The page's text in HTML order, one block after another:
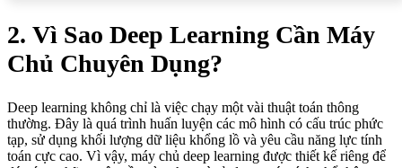
2. Vì Sao Deep Learning Cần Máy
Chủ Chuyên Dụng?
Deep learning không chỉ là việc chạy một vài thuật toán thông
thường. Đây là quá trình huấn luyện các mô hình có cấu trúc phức
tạp, sử dụng khối lượng dữ liệu khổng lồ và yêu cầu năng lực tính
toán cực cao. Vì vậy, máy chủ deep learning được thiết kế riêng để